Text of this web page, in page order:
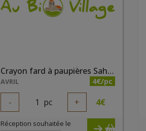
Crayon fard à paupières Sahara nacré bio
AVRIL 4€/pc
- 1 pc + 4€
Réception souhaitée le